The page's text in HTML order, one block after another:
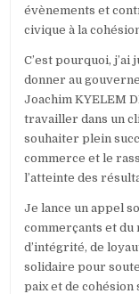
évènements et
civique à la
C’est pourquoi,
donner au
Joachim KYELEM
travailler dans un
souhaiter plein
commerce et le
l’atteinte des
Je lance un appel
commerçants et du
d’intégrité, de
solidaire pour
paix et de cohésion